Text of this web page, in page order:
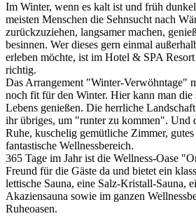
Im Winter, wenn es kalt ist und früh
meisten Menschen die Sehnsucht nach
zurückzuziehen, langsamer machen,
besinnen. Wer dieses gern einmal
erleben möchte, ist im Hotel & SPA
richtig.
Das Arrangement "Winter-Verwöhntage"
noch fit für den Winter. Hier kann man die
Lebens genießen. Die herrliche
ihr übriges, um "runter zu kommen". Und
Ruhe, kuschelig gemütliche Zimmer, gutes
fantastische Wellnessbereich.
365 Tage im Jahr ist die Wellness-Oase
Freund für die Gäste da und bietet ein
lettische Sauna, eine Salz-Kristall-Sauna,
Akaziensauna sowie im ganzen
Ruheoasen.